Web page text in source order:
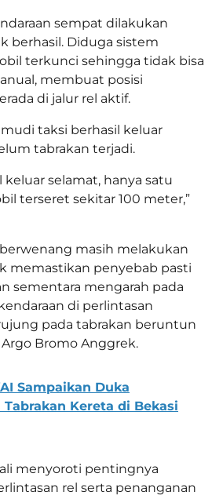
sempat dilakukan
berhasil. Diduga sistem
terkunci sehingga tidak bisa
membuat posisi
di jalur rel aktif.
taksi berhasil keluar
tabrakan terjadi.
selamat, hanya satu
terseret sekitar 100 meter,”
masih melakukan
memastikan penyebab pasti
sementara mengarah pada
di perlintasan
pada tabrakan beruntun
Argo Bromo Anggrek.
Sampaikan Duka
Kereta di Bekasi
menyoroti pentingnya
rel serta penanganan